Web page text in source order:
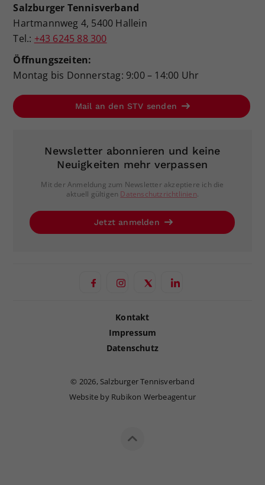
Salzburger Tennisverband
Hartmannweg 4, 5400 Hallein
Tel.: +43 6245 88 300
Öffnungszeiten:
Montag bis Donnerstag: 9:00 – 14:00 Uhr
Mail an den STV senden
Newsletter abonnieren und keine
Neuigkeiten mehr verpassen
Mit der Anmeldung zum Newsletter akzeptiere ich die
aktuell gültigen Datenschutzrichtlinien.
Jetzt anmelden
Kontakt
Impressum
Datenschutz
© 2026, Salzburger Tennisverband
Website by Rubikon Werbeagentur